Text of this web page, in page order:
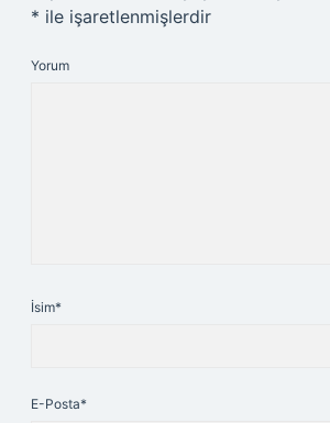
* ile işaretlenmişlerdir
Yorum
İsim*
E-Posta*